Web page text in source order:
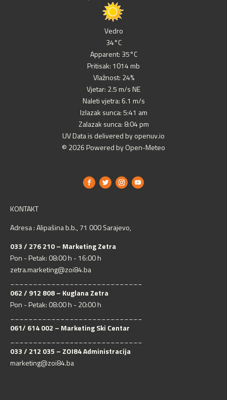
Vedro
34°C
Apparent: 35°C
Pritisak: 1014 mb
Vlažnost: 24%
Vjetar: 2.5 m/s NE
Naleti vjetra: 6.1 m/s
Izlazak sunca: 5:41 am
Zalazak sunca: 8:04 pm
UV Data is delivered by openuv.io
© 2026 Powered by Open-Meteo
KONTAKT
Adresa : Alipašina b.b., 71 000 Sarajevo,
033 / 276 210 – Marketing Zetra
Pon - Petak: 08:00 h - 16:00 h
zetra.marketing@zoi84.ba
062 / 912 808 – Kuglana Zetra
Pon - Petak: 08:00 h - 20:00 h
061/ 614 002 – Marketing Ski Centar
033 / 212 035 – ZOI84 Administracija
marketing@zoi84.ba